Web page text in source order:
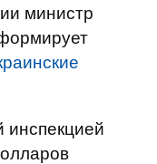
министр
инспекцией